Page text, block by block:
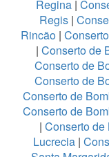
Regina |
Regis |
Rincão |
| Conserto de
Conserto de
Conserto de
Conserto de
Conserto de
| Conserto de
Lucrecia|